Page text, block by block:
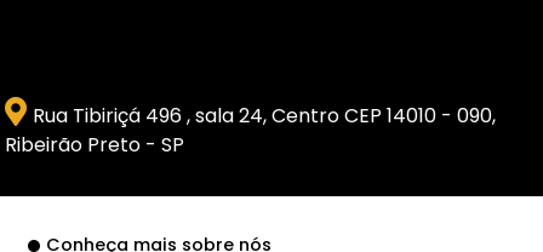
Rua Tibiriçá 496 , sala 24, Centro CEP 14010 - 090,
Ribeirão Preto - SP
Conheça mais sobre nós